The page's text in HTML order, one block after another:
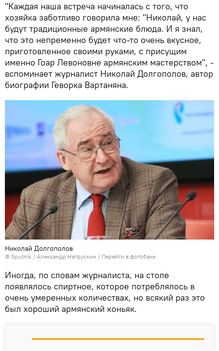
"Каждая наша встреча начиналась с того, что
хозяйка заботливо говорила мне: "Николай, у нас
будут традиционные армянские блюда. И я знал,
что это непременно будет что-то очень вкусное,
приготовленное своими руками, с присущим
именно Гоар Левоновне армянским мастерством", -
вспоминает журналист Николай Долгополов, автор
биографии Геворка Вартаняна.
Николай Долгополов
© Sputnik / Александр Натрускин / Перейти в фотобанк
Иногда, по словам журналиста, на столе
появлялось спиртное, которое потреблялось в
очень умеренных количествах, но всякий раз это
был хороший армянский коньяк.